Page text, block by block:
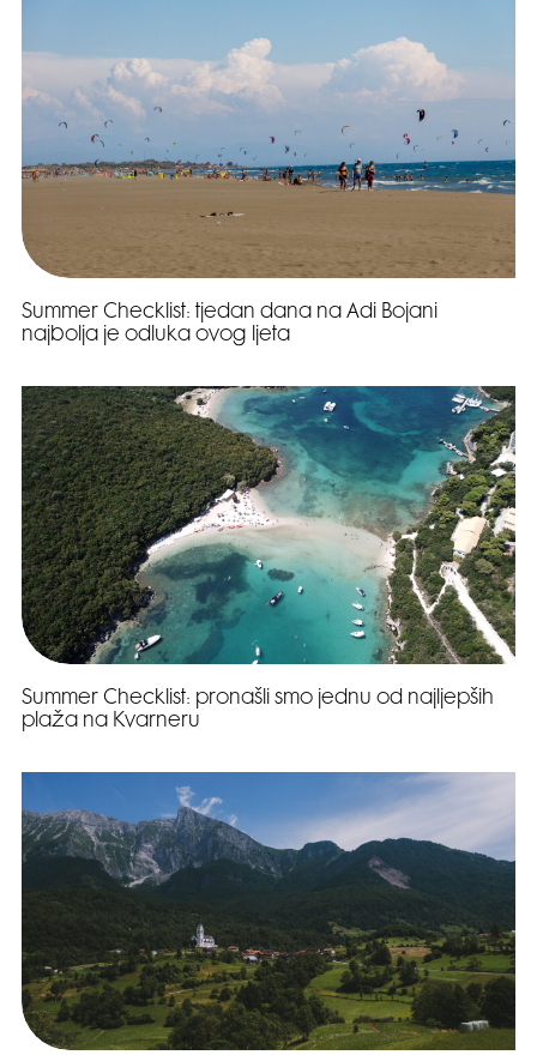
Summer Checklist: tjedan dana na Adi Bojani
najbolja je odluka ovog ljeta
Summer Checklist: pronašli smo jednu od najljepših
plaža na Kvarneru